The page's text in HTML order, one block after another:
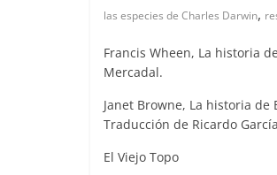
las especies de Charles Darwin,
Francis Wheen, La historia
Mercadal.
Janet Browne, La historia
Traducción de Ricardo
El Viejo Topo